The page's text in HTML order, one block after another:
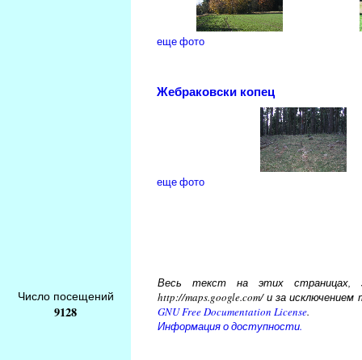
еще фото
Жебраковски копец
еще фото
Число посещений
9128
Весь текст на этих страницах,
http://maps.google.com/ и за
GNU Free Documentation License.
Информация о доступности.